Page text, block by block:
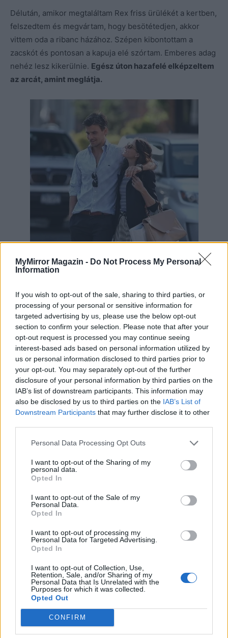
MyMirror Magazin - Do Not Process My Personal
Information
If you wish to opt-out of the sale, sharing to third parties, or
processing of your personal or sensitive information for
targeted advertising by us, please use the below opt-out
section to confirm your selection. Please note that after your
opt-out request is processed you may continue seeing
interest-based ads based on personal information utilized by
us or personal information disclosed to third parties prior to
your opt-out. You may separately opt-out of the further
disclosure of your personal information by third parties on the
IAB’s list of downstream participants. This information may
also be disclosed by us to third parties on the IAB’s List of
Downstream Participants that may further disclose it to other
Personal Data Processing Opt Outs
I want to opt-out of the Sharing of my
personal data.
Opted In
I want to opt-out of the Sale of my
Personal Data.
Opted In
I want to opt-out of processing my
Personal Data for Targeted Advertising.
Opted In
I want to opt-out of Collection, Use,
Retention, Sale, and/or Sharing of my
Personal Data that Is Unrelated with the
Purposes for which it was collected.
Opted Out
CONFIRM
Délután, amikor megtaláltam Rex friss ürülékét a kertben,
felszedtem és megvártam, hogy besötétedjen, akkor
vittem oda a ribanc házához. Szépen kibontottam a
zacskót és pontosan a kapuja elé szórtam. Emberes adag
nehéz lesz kikerülnie. Egész úton hazafelé elképzeltem
az arcát, amint meglátja.
És este tízkor végre felhívott Erik.A hangjának hallatán
elolvadtam. Annyit mondott, hogy ha nem fejezem be ezt
az egészet, rendőrséghez fog fordulni. Megkérdeztem
tőle, hogy a rendőrség már szerelmes nőkkel is
foglalkozik? Erre mérges lett és azt felelte, tudom, mire
gondol ésfogjam már fel, hogy vége van.Nevettem.
Biztosan ezt kellett mondania, hisz ott volt a nő mellette,
és neki olyan jó szíve van, hogy meg nem bántana senkit.
mondtam neki, hogy szeretem és várni fogom. Erre
kinyomott.
Tuti, hogy a nő miatt.
Észre kell vennie, hogy az én
szerelmem végtelen.
Másnap reggel csengetésre ébredtem.Két rendőr állt az
feljelentést tettek ellenem.Ha nem állok le, bíróságra
kerül az ügy. Mosolyogtam és behívtam őket egy kávéra.
Nem fogadták el.
Még később is mosolyt csalt az arcomra a reggeli akció.